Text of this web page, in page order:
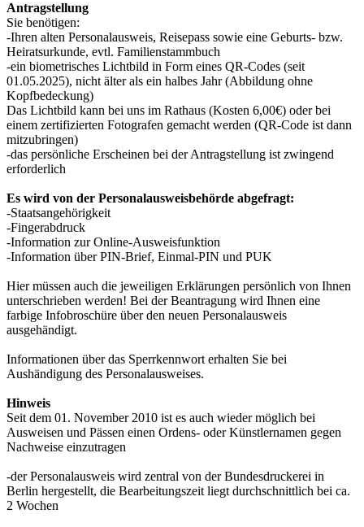
Antragstellung
Sie benötigen:
-Ihren alten Personalausweis, Reisepass sowie eine Geburts- bzw.
Heiratsurkunde, evtl. Familienstammbuch
-ein biometrisches Lichtbild in Form eines QR-Codes (seit
01.05.2025), nicht älter als ein halbes Jahr (Abbildung ohne
Kopfbedeckung)
Das Lichtbild kann bei uns im Rathaus (Kosten 6,00€) oder bei
einem zertifizierten Fotografen gemacht werden (QR-Code ist dann
mitzubringen)
-das persönliche Erscheinen bei der Antragstellung ist zwingend
erforderlich
Es wird von der Personalausweisbehörde abgefragt:
-Staatsangehörigkeit
-Fingerabdruck
-Information zur Online-Ausweisfunktion
-Information über PIN-Brief, Einmal-PIN und PUK
Hier müssen auch die jeweiligen Erklärungen persönlich von Ihnen
unterschrieben werden! Bei der Beantragung wird Ihnen eine
farbige Infobroschüre über den neuen Personalausweis
ausgehändigt.
Informationen über das Sperrkennwort erhalten Sie bei
Aushändigung des Personalausweises.
Hinweis
Seit dem 01. November 2010 ist es auch wieder möglich bei
Ausweisen und Pässen einen Ordens- oder Künstlernamen gegen
Nachweise einzutragen
-der Personalausweis wird zentral von der Bundesdruckerei in
Berlin hergestellt, die Bearbeitungszeit liegt durchschnittlich bei ca.
2 Wochen